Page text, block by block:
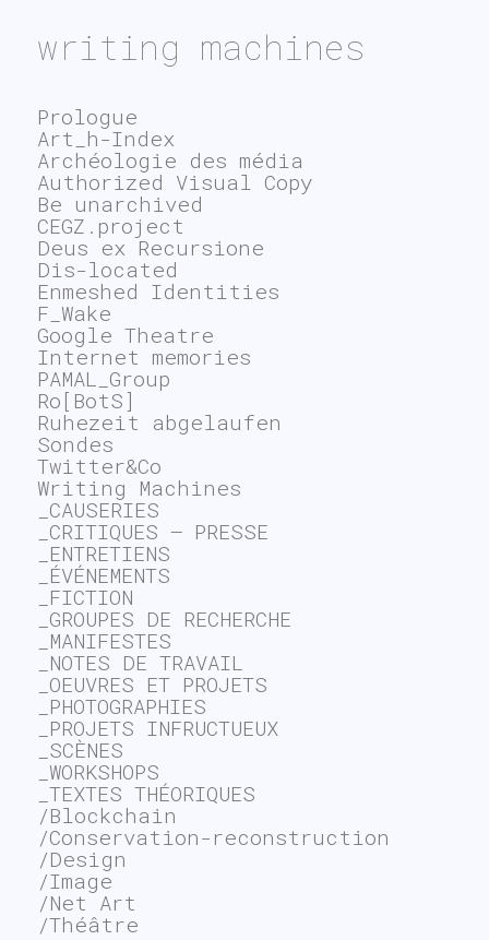
writing machines
Prologue
Art_h-Index
Archéologie des média
Authorized Visual Copy
Be unarchived
CEGZ.project
Deus ex Recursione
Dis-located
Enmeshed Identities
F_Wake
Google Theatre
Internet memories
PAMAL_Group
Ro[BotS]
Ruhezeit abgelaufen
Sondes
Twitter&Co
Writing Machines
_CAUSERIES
_CRITIQUES – PRESSE
_ENTRETIENS
_ÉVÉNEMENTS
_FICTION
_GROUPES DE RECHERCHE
_MANIFESTES
_NOTES DE TRAVAIL
_OEUVRES ET PROJETS
_PHOTOGRAPHIES
_PROJETS INFRUCTUEUX
_SCÈNES
_WORKSHOPS
_TEXTES THÉORIQUES
/Blockchain
/Conservation-reconstruction
/Design
/Image
/Net Art
/Théâtre